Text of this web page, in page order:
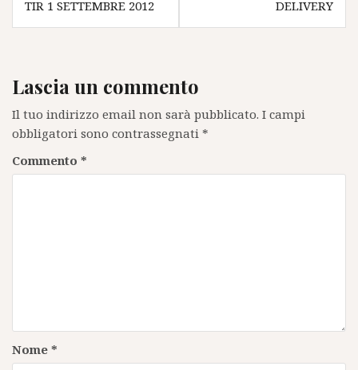
TIR 1 SETTEMBRE 2012
DELIVERY
Lascia un commento
Il tuo indirizzo email non sarà pubblicato. I campi
obbligatori sono contrassegnati *
Commento *
Nome *